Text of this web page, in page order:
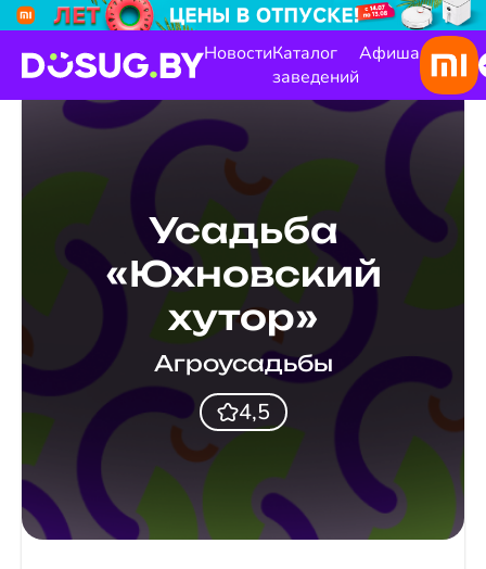
НовостиКаталог
заведений
Афиша
Усадьба
«Юхновский
хутор»
Агроусадьбы
4,5